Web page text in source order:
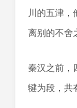
川的五津，
离别的不舍
秦汉之前，
犍为段，共